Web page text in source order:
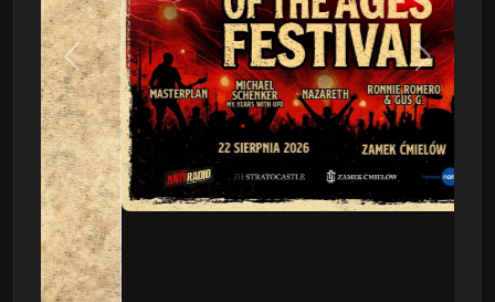
Poprzedni Następny
This Will Destroy You
09.08 - Poznań, Klub 2progi